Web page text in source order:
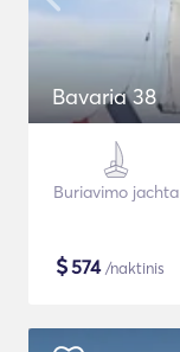
Bavaria 38
Buriavimo jachta
$574/naktinis